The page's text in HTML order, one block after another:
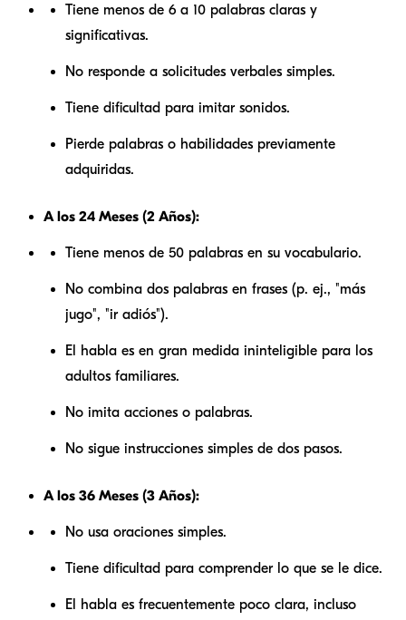
Tiene menos de 6 a 10 palabras claras y
significativas.
No responde a solicitudes verbales simples.
Tiene dificultad para imitar sonidos.
Pierde palabras o habilidades previamente
adquiridas.
A los 24 Meses (2 Años):
Tiene menos de 50 palabras en su vocabulario.
No combina dos palabras en frases (p. ej., "más
jugo", "ir adiós").
El habla es en gran medida ininteligible para los
adultos familiares.
No imita acciones o palabras.
No sigue instrucciones simples de dos pasos.
A los 36 Meses (3 Años):
No usa oraciones simples.
Tiene dificultad para comprender lo que se le dice.
El habla es frecuentemente poco clara, incluso